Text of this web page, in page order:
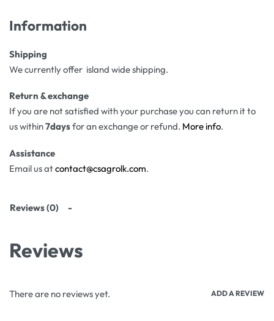
Information
Shipping
We currently offer island wide shipping.
Return & exchange
If you are not satisfied with your purchase you can return it to
us within7daysfor an exchange or refund. More info.
Assistance
Email us atcontact@csagrolk.com.
Reviews (0)
Reviews
There are no reviews yet. ADD A REVIEW